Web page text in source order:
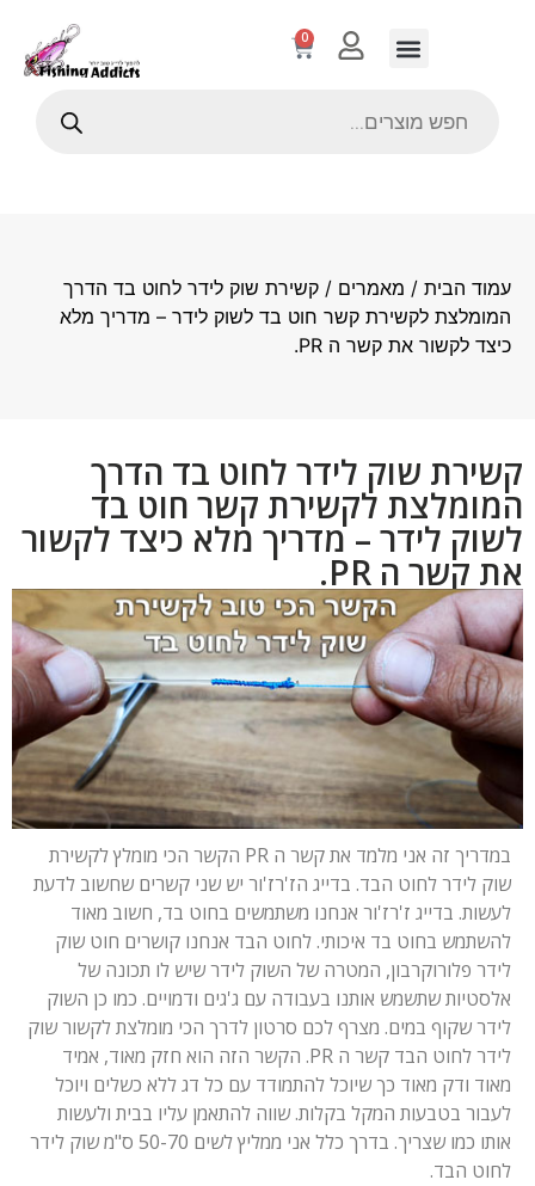
0
עמוד הבית / מאמרים / קשירת שוק לידר לחוט בד הדרך
המומלצת לקשירת קשר חוט בד לשוק לידר – מדריך מלא
כיצד לקשור את קשר ה PR.
קשירת שוק לידר לחוט בד הדרך
המומלצת לקשירת קשר חוט בד
לשוק לידר – מדריך מלא כיצד לקשור
את קשר ה PR.
במדריך זה אני מלמד את קשר ה PR הקשר הכי מומלץ לקשירת
שוק לידר לחוט הבד. בדייג הז'רז'ור יש שני קשרים שחשוב לדעת
לעשות. בדייג ז'רז'ור אנחנו משתמשים בחוט בד, חשוב מאוד
להשתמש בחוט בד איכותי. לחוט הבד אנחנו קושרים חוט שוק
לידר פלורוקרבון, המטרה של השוק לידר שיש לו תכונה של
אלסטיות שתשמש אותנו בעבודה עם ג'גים ודמויים. כמו כן השוק
לידר שקוף במים. מצרף לכם סרטון לדרך הכי מומלצת לקשור שוק
לידר לחוט הבד קשר ה PR. הקשר הזה הוא חזק מאוד, אמיד
מאוד ודק מאוד כך שיוכל להתמודד עם כל דג ללא כשלים ויוכל
לעבור בטבעות המקל בקלות. שווה להתאמן עליו בבית ולעשות
אותו כמו שצריך. בדרך כלל אני ממליץ לשים 50-70 ס"מ שוק לידר
לחוט הבד.